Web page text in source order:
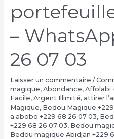
–
26 07 03
Laisser un commentaire /
magique, Abondance, Affolabi
Facile, Argent Illimité, attirer
Magique, Bedou Magique
a abobo +229 68 26 07 03,
+229 68 26 07 03, Bedou
Bedou magique Abidjan +229